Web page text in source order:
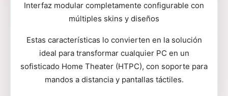
Interfaz modular completamente configurable con
múltiples skins y diseños
Estas características lo convierten en la solución
ideal para transformar cualquier PC en un
sofisticado Home Theater (HTPC), con soporte para
mandos a distancia y pantallas táctiles.